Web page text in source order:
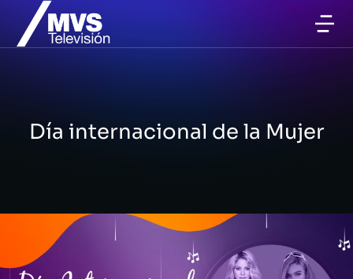
Día internacional de la Mujer